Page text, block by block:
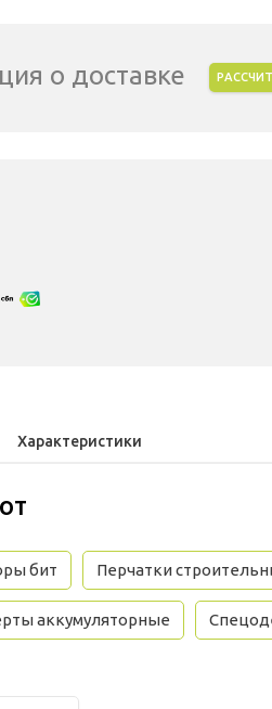
о доставке
Характеристики
бит Перчатки
аккумуляторные